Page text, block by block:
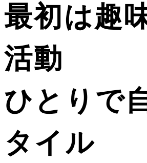
最初は趣
活動
ひとりで
タイル